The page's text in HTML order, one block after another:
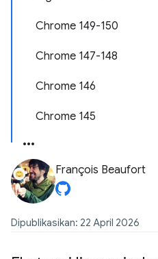
Chrome 149-150
Chrome 147-148
Chrome 146
Chrome 145
François Beaufort
Dipublikasikan: 22 April 2026